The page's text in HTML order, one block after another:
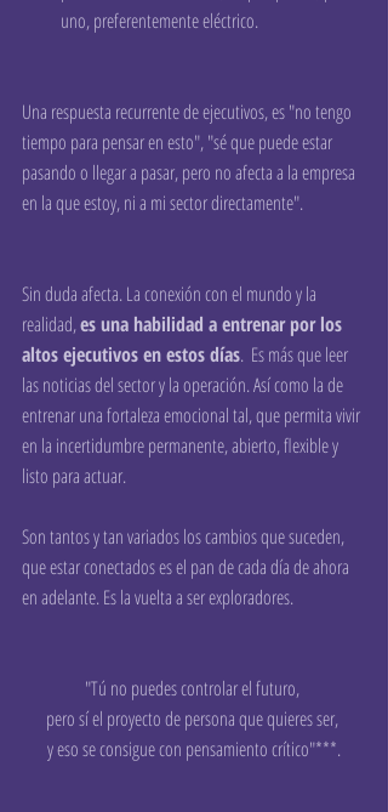
uno, preferentemente eléctrico.
Una respuesta recurrente de ejecutivos, es "no tengo
tiempo para pensar en esto", "sé que puede estar
pasando o llegar a pasar, pero no afecta a la empresa
en la que estoy, ni a mi sector directamente".
Sin duda afecta. La conexión con el mundo y la
realidad, es una habilidad a entrenar por los
altos ejecutivos en estos días.  Es más que leer
las noticias del sector y la operación. Así como la de
entrenar una fortaleza emocional tal, que permita vivir
en la incertidumbre permanente, abierto, flexible y
listo para actuar.
Son tantos y tan variados los cambios que suceden,
que estar conectados es el pan de cada día de ahora
en adelante. Es la vuelta a ser exploradores.
"Tú no puedes controlar el futuro,
pero sí el proyecto de persona que quieres ser,
y eso se consigue con pensamiento crítico"***.